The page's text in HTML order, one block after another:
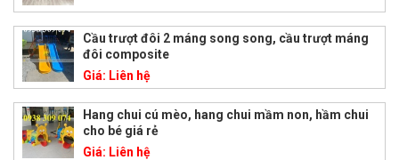
Cầu trượt đôi 2 máng song song, cầu trượt máng
đôi composite
Giá: Liên hệ
Hang chui cú mèo, hang chui mầm non, hầm chui
cho bé giá rẻ
Giá: Liên hệ